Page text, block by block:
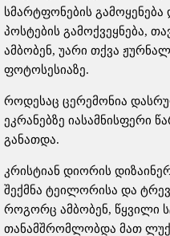
სმარტფონების
პოსტების გამოქვეყნება,
ამბობენ, უარი თქვა
ფოტოსესიაზე.
როდესაც ცერემონია
ეკრანებზე იასამნისფერი
განათდა.
კრისტიან დიორის
შექმნა ტეილორისა და
როგორც ამბობენ, წყვილი
თანამშრომლობდა მათ